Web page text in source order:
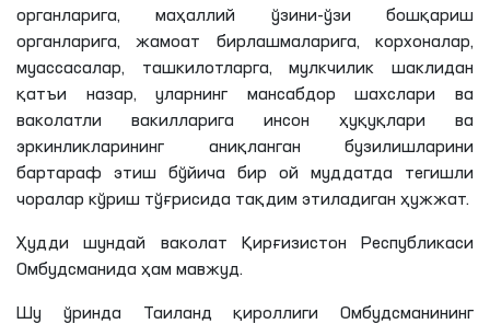
органларига, маҳаллий ўзини-ўзи бошқариш
органларига, жамоат бирлашмаларига, корхоналар,
муассасалар, ташкилотларга, мулкчилик шаклидан
қатъи назар, уларнинг мансабдор шахслари ва
ваколатли вакилларига инсон ҳуқуқлари ва
эркинликларининг аниқланган бузилишларини
бартараф этиш бўйича бир ой муддатда тегишли
чоралар кўриш тўғрисида тақдим этиладиган ҳужжат.
Ҳудди шундай ваколат Қирғизистон Республикаси
Омбудсманида ҳам мавжуд.
Шу ўринда Таиланд қироллиги Омбудсманининг